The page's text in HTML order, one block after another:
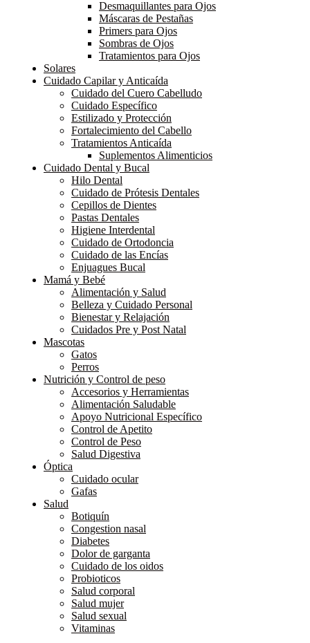
Desmaquillantes para Ojos
Máscaras de Pestañas
Primers para Ojos
Sombras de Ojos
Tratamientos para Ojos
Solares
Cuidado Capilar y Anticaída
Cuidado del Cuero Cabelludo
Cuidado Específico
Estilizado y Protección
Fortalecimiento del Cabello
Tratamientos Anticaída
Suplementos Alimenticios
Cuidado Dental y Bucal
Hilo Dental
Cuidado de Prótesis Dentales
Cepillos de Dientes
Pastas Dentales
Higiene Interdental
Cuidado de Ortodoncia
Cuidado de las Encías
Enjuagues Bucal
Mamá y Bebé
Alimentación y Salud
Belleza y Cuidado Personal
Bienestar y Relajación
Cuidados Pre y Post Natal
Mascotas
Gatos
Perros
Nutrición y Control de peso
Accesorios y Herramientas
Alimentación Saludable
Apoyo Nutricional Específico
Control de Apetito
Control de Peso
Salud Digestiva
Óptica
Cuidado ocular
Gafas
Salud
Botiquín
Congestion nasal
Diabetes
Dolor de garganta
Cuidado de los oidos
Probioticos
Salud corporal
Salud mujer
Salud sexual
Vitaminas